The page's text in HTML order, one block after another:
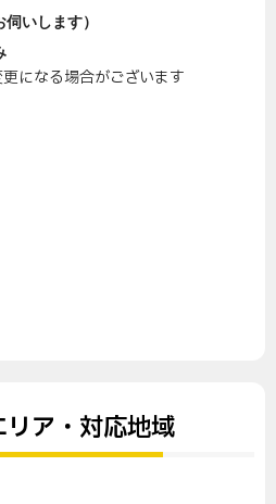
いします）
になる場合がございます
リア・対応地域